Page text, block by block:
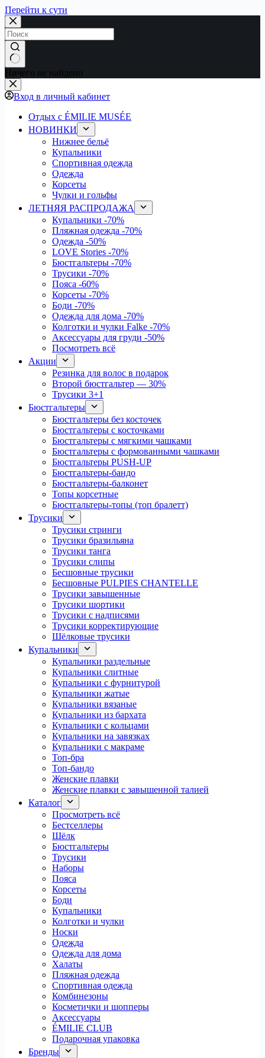
Перейти к сути
Ничего не найдено
Вход в личный кабинет
Отдых с ÉMILIE MUSÉE
НОВИНКИ
Нижнее бельё
Купальники
Спортивная одежда
Одежда
Корсеты
Чулки и гольфы
ЛЕТНЯЯ РАСПРОДАЖА
Купальники -70%
Пляжная одежда -70%
Одежда -50%
LOVE Stories -70%
Бюстгальтеры -70%
Трусики -70%
Пояса -60%
Корсеты -70%
Боди -70%
Одежда для дома -70%
Колготки и чулки Falke -70%
Аксессуары для груди -50%
Посмотреть всё
Акции
Резинка для волос в подарок
Второй бюстгальтер — 30%
Трусики 3+1
Бюстгальтеры
Бюстгальтеры без косточек
Бюстгальтеры с косточками
Бюстгальтеры с мягкими чашками
Бюстгальтеры с формованными чашками
Бюстгальтеры PUSH-UP
Бюстгальтеры-бандо
Бюстгальтеры-балконет
Топы корсетные
Бюстгальтеры-топы (топ бралетт)
Трусики
Трусики стринги
Трусики бразильяна
Трусики танга
Трусики слипы
Бесшовные трусики
Бесшовные PULPIES CHANTELLE
Трусики завышенные
Трусики шортики
Трусики с надписями
Трусики корректирующие
Шёлковые трусики
Купальники
Купальники раздельные
Купальники слитные
Купальники с фурнитурой
Купальники жатые
Купальники вязаные
Купальники из бархата
Купальники с кольцами
Купальники на завязках
Купальники с макраме
Топ-бра
Топ-бандо
Женские плавки
Женские плавки с завышенной талией
Каталог
Просмотреть всё
Бестселлеры
Шёлк
Бюстгальтеры
Трусики
Наборы
Пояса
Корсеты
Боди
Купальники
Колготки и чулки
Носки
Одежда
Одежда для дома
Халаты
Пляжная одежда
Спортивная одежда
Комбинезоны
Косметички и шопперы
Аксессуары
ÉMILIE CLUB
Подарочная упаковка
Бренды